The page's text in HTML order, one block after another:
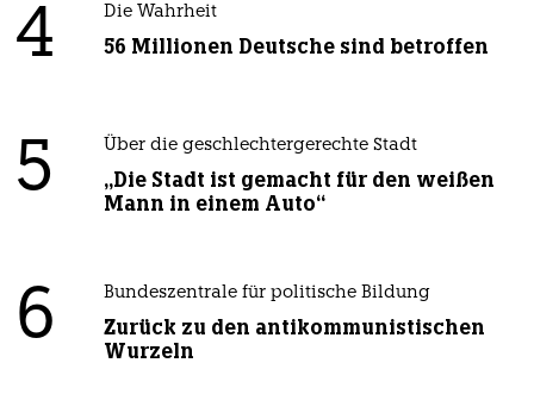
4 Die Wahrheit
56 Millionen Deutsche sind betroffen
5 Über die geschlechtergerechte Stadt
„Die Stadt ist gemacht für den weißen
Mann in einem Auto“
6 Bundeszentrale für politische Bildung
Zurück zu den antikommunistischen
Wurzeln